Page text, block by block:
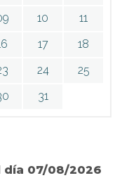
10
11
17
18
24
25
31
07/08/2026